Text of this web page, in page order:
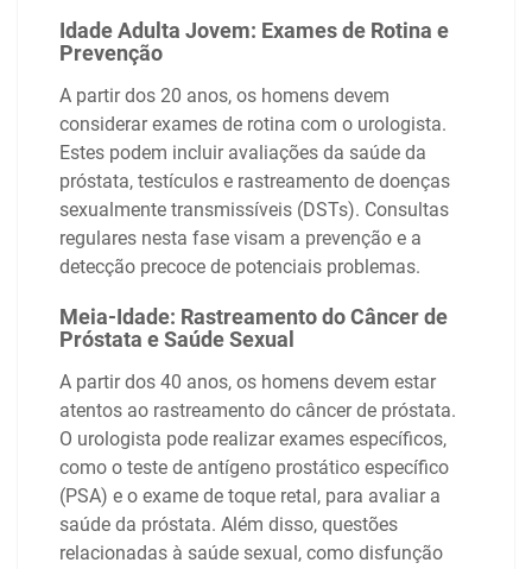
Idade Adulta Jovem: Exames de Rotina e
Prevenção
A partir dos 20 anos, os homens devem
considerar exames de rotina com o urologista.
Estes podem incluir avaliações da saúde da
próstata, testículos e rastreamento de doenças
sexualmente transmissíveis (DSTs). Consultas
regulares nesta fase visam a prevenção e a
detecção precoce de potenciais problemas.
Meia-Idade: Rastreamento do Câncer de
Próstata e Saúde Sexual
A partir dos 40 anos, os homens devem estar
atentos ao rastreamento do câncer de próstata.
O urologista pode realizar exames específicos,
como o teste de antígeno prostático específico
(PSA) e o exame de toque retal, para avaliar a
saúde da próstata. Além disso, questões
relacionadas à saúde sexual, como disfunção